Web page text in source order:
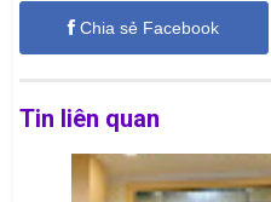
Chia sẻ Facebook
Tin liên quan